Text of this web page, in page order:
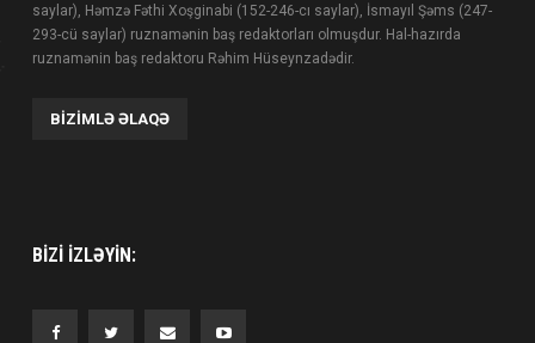
saylar), Həmzə Fəthi Xoşginabi (152-246-cı saylar), İsmayıl Şəms (247-
293-cü saylar) ruznamənin baş redaktorları olmuşdur. Hal-hazırda
ruznamənin baş redaktoru Rəhim Hüseynzadədir.
BIZIMLƏ ƏLAQƏ
BIZI IZLƏYIN: